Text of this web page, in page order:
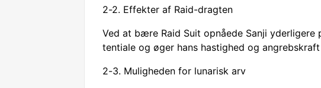
2-2. Effekter af Raid-dragten
Ved at bære Raid Suit opnåede Sanji yderligere
tentiale og øger hans hastighed og
2-3. Muligheden for lunarisk arv